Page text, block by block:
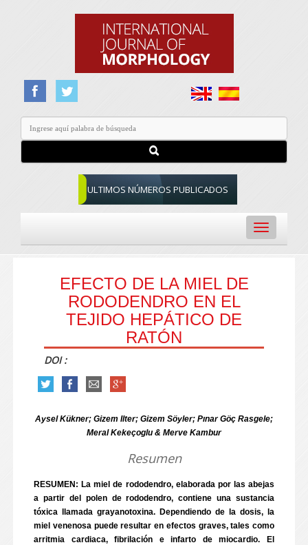
ULTIMOS NÚMEROS PUBLICADOS
Toggle
navigation
EFECTO DE LA MIEL DE
RODODENDRO EN EL
TEJIDO HEPÁTICO DE
RATÓN
DOI :
Aysel Kükner; Gizem Ilter; Gizem Söyler; Pınar Göç Rasgele;
Meral Kekeçoglu & Merve Kambur
Resumen
RESUMEN: La miel de rododendro, elaborada por las abejas
a partir del polen de rododendro, contiene una sustancia
tóxica llamada grayanotoxina. Dependiendo de la dosis, la
miel venenosa puede resultar en efectos graves, tales como
arritmia cardiaca, fibrilación e infarto de miocardio. El